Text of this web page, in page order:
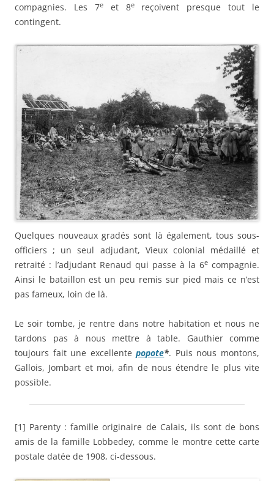
compagnies. Les 7eet 8ereçoivent presque tout le
contingent.
Quelques nouveaux gradés sont là également, tous sous-
officiers ; un seul adjudant, Vieux colonial médaillé et
retraité : l’adjudant Renaud qui passe à la 6e compagnie.
Ainsi le bataillon est un peu remis sur pied mais ce n’est
pas fameux, loin de là.
Le soir tombe, je rentre dans notre habitation et nous ne
tardons pas à nous mettre à table. Gauthier comme
toujours fait une excellentepopote*. Puis nous montons,
Gallois, Jombart et moi, afin de nous étendre le plus vite
possible.
[1] Parenty : famille originaire de Calais, ils sont de bons
amis de la famille Lobbedey, comme le montre cette carte
postale datée de 1908, ci-dessous.